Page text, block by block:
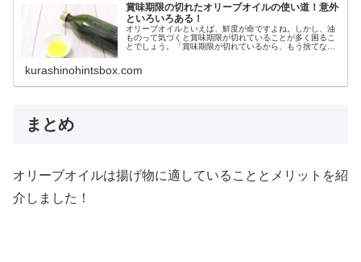
賞味期限の切れたオリーブオイルの使い道！意外
といろいろある！
オリーブオイルといえば、鮮度が命ですよね。しかし、油
ものって気づくと賞味期限が切れていることが多く困るこ
とでしょう。「賞味期限が切れているから、もう捨てなき
kurashinohintsbox.com
まとめ
オリーブオイルは揚げ物に適していることとメリットを紹
介しました！